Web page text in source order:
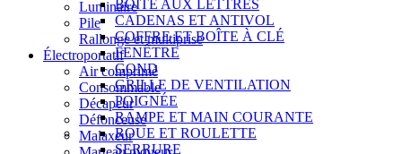
Luminaire
Pile
Rallonge et multiprise
Électroportatif
Air comprimé
Consommable
Décapeur
Défonceuse
Malaxeur
BOÎTE AUX LETTRES
CADENAS ET ANTIVOL
COFFRE ET BOÎTE À CLÉ
FENÊTRE
GOND
GRILLE DE VENTILATION
POIGNÉE
RAMPE ET MAIN COURANTE
ROUE ET ROULETTE
SERRURE